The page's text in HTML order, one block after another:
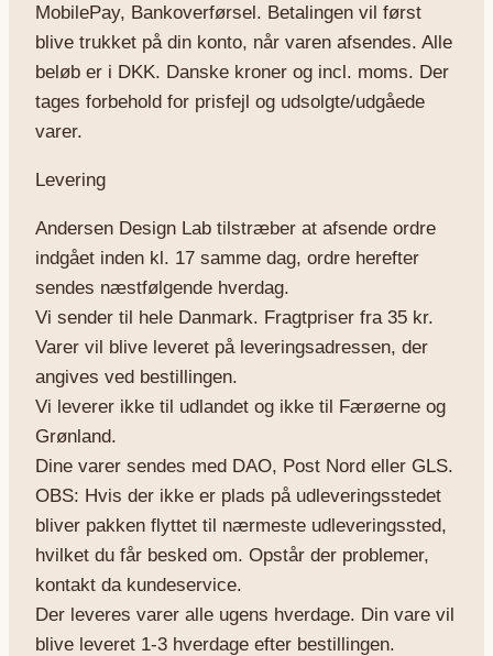
MobilePay, Bankoverførsel. Betalingen vil først
blive trukket på din konto, når varen afsendes. Alle
beløb er i DKK. Danske kroner og incl. moms. Der
tages forbehold for prisfejl og udsolgte/udgåede
varer.
Levering
Andersen Design Lab tilstræber at afsende ordre
indgået inden kl. 17 samme dag, ordre herefter
sendes næstfølgende hverdag.
Vi sender til hele Danmark. Fragtpriser fra 35 kr.
Varer vil blive leveret på leveringsadressen, der
angives ved bestillingen.
Vi leverer ikke til udlandet og ikke til Færøerne og
Grønland.
Dine varer sendes med DAO, Post Nord eller GLS.
OBS: Hvis der ikke er plads på udleveringsstedet
bliver pakken flyttet til nærmeste udleveringssted,
hvilket du får besked om. Opstår der problemer,
kontakt da kundeservice.
Der leveres varer alle ugens hverdage. Din vare vil
blive leveret 1-3 hverdage efter bestillingen.